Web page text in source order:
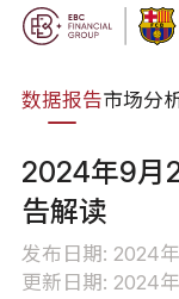
数据报告市场分
2024年9月
告解读
发布日期: 2024
更新日期: 2024